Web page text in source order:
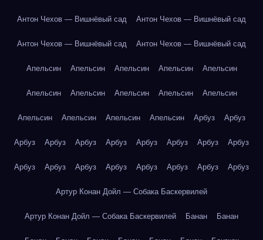
Антон Чехов — Вишнёвый сад Антон Чехов — Вишнёвый сад
Антон Чехов — Вишнёвый сад Антон Чехов — Вишнёвый сад
Апельсин Апельсин Апельсин Апельсин Апельсин
Апельсин Апельсин Апельсин Апельсин Апельсин
Апельсин Апельсин Апельсин Апельсин Арбуз Арбуз
Арбуз Арбуз Арбуз Арбуз Арбуз Арбуз Арбуз Арбуз
Арбуз Арбуз Арбуз Арбуз Арбуз Арбуз Арбуз Арбуз
Артур Конан Дойл — Собака Баскервилей
Артур Конан Дойл — Собака Баскервилей Банан Банан